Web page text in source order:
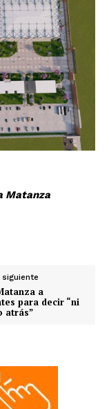
Matanza
a
para decir “ni
atrás”